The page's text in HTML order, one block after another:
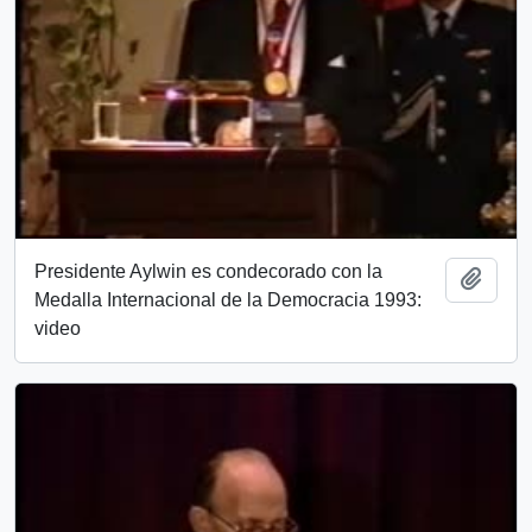
Presidente Aylwin es condecorado con la
Medalla Internacional de la Democracia 1993:
video